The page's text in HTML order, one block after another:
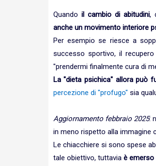
Quando il cambio di abitudini,
anche un movimento interiore
Per esempio se riesce a
successo sportivo, il
"prendermi finalmente cura di
La "dieta psichica" allora può
percezione di "profugo" sia
Aggiornamento febbraio 2025:
in meno rispetto alla immagine
Le chiacchiere si sono spese
tale obiettivo, tuttavia è emerso